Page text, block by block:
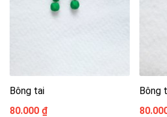
Bông tai
80.000 ₫
Bông